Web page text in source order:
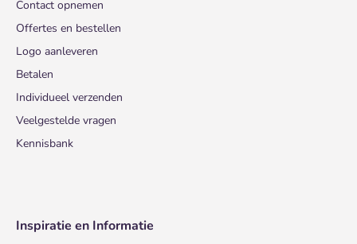
Contact opnemen
Offertes en bestellen
Logo aanleveren
Betalen
Individueel verzenden
Veelgestelde vragen
Kennisbank
Inspiratie en Informatie